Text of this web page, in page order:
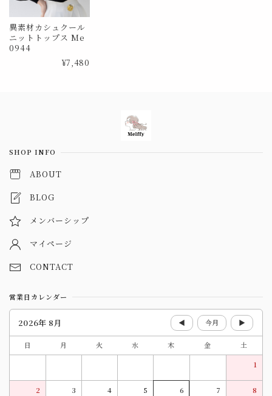
異素材カシュクール
ニットトップス Me
0944
¥7,480
SHOP INFO
ABOUT
BLOG
メンバーシップ
マイページ
CONTACT
営業日カレンダー
2026年 8月 ◀ 今月 ▶
日 月 火 水 木 金
土
1
2 3 4 5 6 7 8